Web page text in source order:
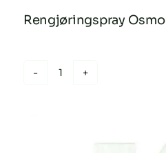
Rengjøringspray Osmo
Rengjøringspray